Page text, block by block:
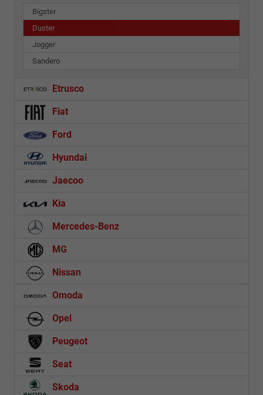
Bigster
Duster
Jogger
Sandero
Etrusco
Fiat
Ford
Hyundai
Jaecoo
Kia
Mercedes-Benz
MG
Nissan
Omoda
Opel
Peugeot
Seat
Skoda